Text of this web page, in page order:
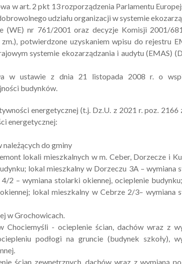
w art. 2 pkt 13 rozporządzenia Parlamentu
udziału organizacji w systemie
(WE) nr 761/2001 oraz decyzje Komisji 2001/
potwierdzone uzyskaniem wpisu do rejestru
systemie ekozarządzania i audytu (EMAS)
w ustawie z dnia 21 listopada 2008 r. o
budynków.
energetycznej (t.j. Dz.U. z 2021 r. poz. 2166
energetycznej:
do gminy
lokali mieszkalnych w m. Ceber, Dorzecze i
lokal mieszkalny w Dorzeczu 3A – wymiana
2 – wymiana stolarki okiennej, ocieplenie
lokal mieszkalny w Cebrze 2/3– wymiana
w Grochowicach.
Chociemyśli - ocieplenie ścian, dachów wraz z
podłogi na gruncie (budynek szkoły),
ścian zewnętrznych, dachów wraz z wymianą